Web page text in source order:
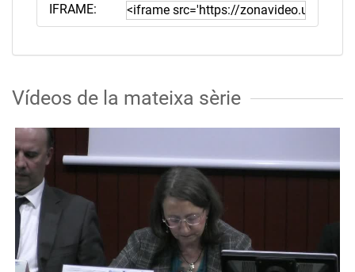
IFRAME:
Vídeos de la mateixa sèrie